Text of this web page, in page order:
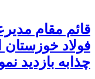
قائم مقام
فولاد
چذابه بازدید